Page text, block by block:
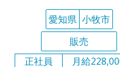
愛知県 小牧市
販売
正社員
月給